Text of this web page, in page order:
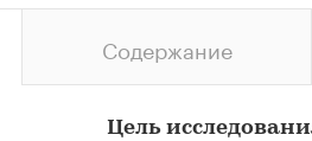
Содержание
Цель